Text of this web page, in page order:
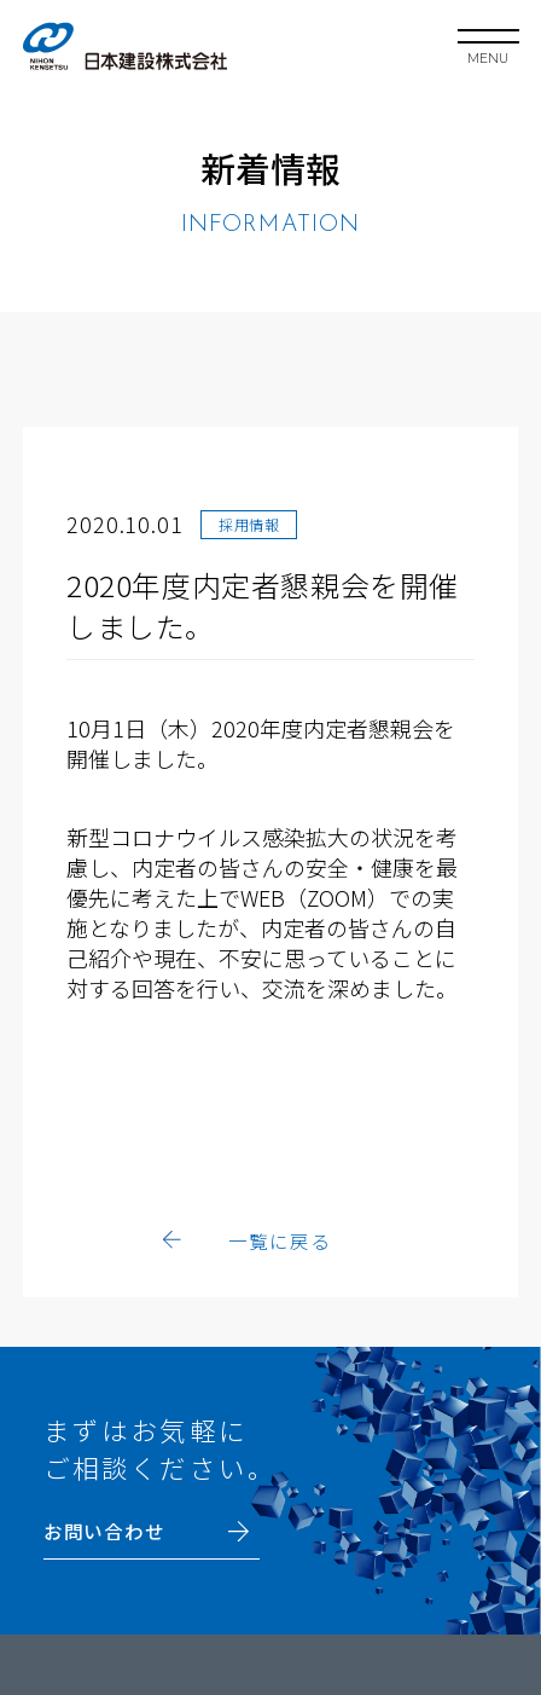
MENU
新着情報
INFORMATION
2020.10.01 採用情報
2020年度内定者懇親会を開催
しました。
10月1日（木）2020年度内定者懇親会を
開催しました。
新型コロナウイルス感染拡大の状況を考
慮し、内定者の皆さんの安全・健康を最
優先に考えた上でWEB（ZOOM）での実
施となりましたが、内定者の皆さんの自
己紹介や現在、不安に思っていることに
対する回答を行い、交流を深めました。
一覧に戻る
まずはお気軽に
ご相談ください。
お問い合わせ